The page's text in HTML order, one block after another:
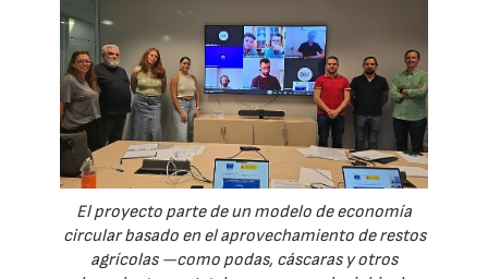
El proyecto parte de un modelo de economía
circular basado en el aprovechamiento de restos
agrícolas —como podas, cáscaras y otros